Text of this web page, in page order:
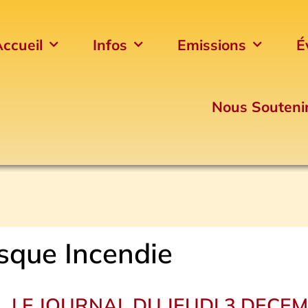
Infos Emissions
Nous
Incendie